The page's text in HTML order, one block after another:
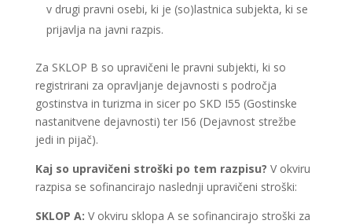
v drugi pravni osebi, ki je (so)lastnica subjekta, ki se
prijavlja na javni razpis.
Za SKLOP B so upravičeni le pravni subjekti, ki so
registrirani za opravljanje dejavnosti s področja
gostinstva in turizma in sicer po SKD I55 (Gostinske
nastanitvene dejavnosti) ter I56 (Dejavnost strežbe
jedi in pijač).
Kaj so upravičeni stroški po tem razpisu? V okviru
razpisa se sofinancirajo naslednji upravičeni stroški:
SKLOP A: V okviru sklopa A se sofinancirajo stroški za